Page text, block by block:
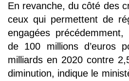
En revanche, du côté des
ceux qui permettent de
engagées
de 100 millions d’euros
milliards en 2020 contre
diminution, indique le